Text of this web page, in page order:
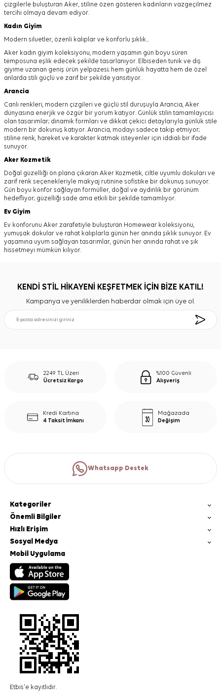
çizgilerle buluşturan Aker, stiline özen gösteren kadınların vazgeçilmez
tercihi olmaya devam ediyor.
Kadın Giyim
Modern siluetler, özenli kalıplar ve konforlu şıklık...
Aker kadın giyim koleksiyonu, modern yaşamın gün boyu süren
temposuna eşlik edecek şekilde tasarlanıyor. Elbiseden tunik ve dış
giyime uzanan geniş ürün yelpazesi; hem günlük hayatta hem de özel
anlarda stili güçlü ve zarif bir şekilde yansıtıyor.
Arancia
Canlı renkleri, modern çizgileri ve güçlü stil duruşuyla Arancia, Aker
dünyasına enerjik ve özgür bir yorum katıyor. Günlük stilin tamamlayıcısı
olan tasarımlar; dinamik formları ve dikkat çekici detaylarıyla günlük stile
modern bir dokunuş katıyor. Arancia, modayı sadece takip etmiyor;
stiline renk, hareket ve karakter katmak isteyenler için iddialı bir ifade
sunuyor.
Aker Kozmetik
Doğal güzelliği ön plana çıkaran Aker Kozmetik, ciltle uyumlu dokuları ve
zarif renk seçenekleriyle makyaj rutinine sofistike bir dokunuş sunuyor.
Gün boyu konfor sağlayan formüller, doğal ve aydınlık bir görünüm
hedefliyor; güzelliği sade ama etkili bir şekilde tamamlıyor.
Ev Giyim
Ev konforunu Aker zarafetiyle buluşturan Homewear koleksiyonu,
yumuşak dokular ve rahat kalıplarla günün her anında şıklık sunuyor. Ev
yaşamına uyum sağlayan tasarımlar, günün her anında rahat ve şık
hissetmeyi mümkün kılıyor.
KENDİ STİL HİKAYENİ KEŞFETMEK İÇİN BİZE KATIL!
Kampanya ve yeniliklerden haberdar olmak için üye ol.
2249 TL Üzeri
Ücretsiz Kargo
%100 Güvenli
Alışveriş
Kredi Kartına
4 Taksit İmkanı
Mağazada
Değişim
Whatsapp Destek
Kategoriler
Önemli Bilgiler
Hızlı Erişim
Sosyal Medya
Mobil Uygulama
Etbis'e kayıtlıdır.